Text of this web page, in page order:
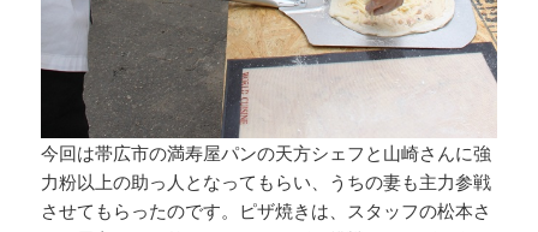
今回は帯広市の満寿屋パンの天方シェフと山崎さんに強
力粉以上の助っ人となってもらい、うちの妻も主力参戦
させてもらったのです。ピザ焼きは、スタッフの松本さ